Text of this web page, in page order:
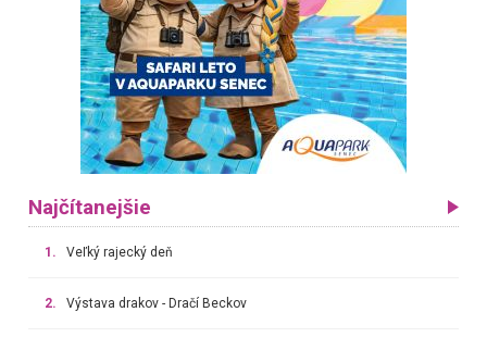
Najčítanejšie
1. Veľký rajecký deň
2. Výstava drakov - Dračí Beckov